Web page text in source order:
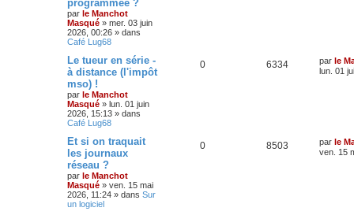
programmée ?
par le Manchot
Masqué » mer. 03 juin
2026, 00:26 » dans
Café Lug68
Le tueur en série -
à distance (l'impôt
mso) !
par le Manchot
Masqué » lun. 01 juin
2026, 15:13 » dans
Café Lug68
0 6334 par le
lun. 01
Et si on traquait
les journaux
réseau ?
par le Manchot
Masqué » ven. 15 mai
2026, 11:24 » dans Sur
un logiciel
0 8503 par le
ven. 15